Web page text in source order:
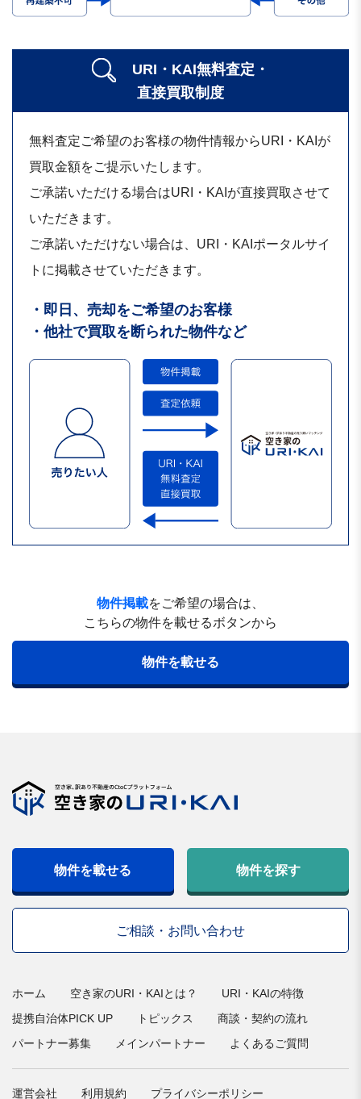
URI・KAI無料査定・
直接買取制度
無料査定ご希望のお客様の物件情報からURI・KAIが
買取金額をご提示いたします。
ご承諾いただける場合はURI・KAIが直接買取させて
いただきます。
ご承諾いただけない場合は、URI・KAIポータルサイ
トに掲載させていただきます。
・即日、売却をご希望のお客様
・他社で買取を断られた物件など
物件掲載をご希望の場合は、
こちらの物件を載せるボタンから
物件を載せる
物件を載せる 物件を探す
ご相談・お問い合わせ
ホーム 空き家のURI・KAIとは？
URI・KAIの特徴
提携自治体PICK UP
トピックス
商談・契約の流れ
パートナー募集
メインパートナー よくあるご質問
運営会社 利用規約 プライバシーポリシー